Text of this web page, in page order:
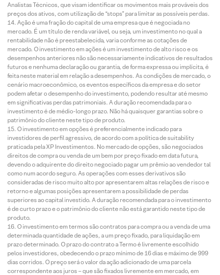
Analistas Técnicos, que visam identificar os movimentos mais prováveis dos
preços dos ativos, com utilização de “stops” para limitar as possíveis perdas.
Ação é uma fração do capital de uma empresa que é negociada no
mercado. É um título de renda variável, ou seja, um investimento no qual a
rentabilidade não é preestabelecida, varia conforme as cotações de
mercado. O investimento em ações é um investimento de alto risco e os
desempenhos anteriores não são necessariamente indicativos de resultados
futuros e nenhuma declaração ou garantia, de forma expressa ou implícita, é
feita neste material em relação a desempenhos. As condições de mercado, o
cenário macroeconômico, os eventos específicos da empresa e do setor
podem afetar o desempenho do investimento, podendo resultar até mesmo
em significativas perdas patrimoniais. A duração recomendada para o
investimento é de médio-longo prazo. Não há quaisquer garantias sobre o
patrimônio do cliente neste tipo de produto.
O investimento em opções é preferencialmente indicado para
investidores de perfil agressivo, de acordo com a política de suitability
praticada pela XP Investimentos. No mercado de opções, são negociados
direitos de compra ou venda de um bem por preço fixado em data futura,
devendo o adquirente do direito negociado pagar um prêmio ao vendedor tal
como num acordo seguro. As operações com esses derivativos são
consideradas de risco muito alto por apresentarem altas relações de risco e
retorno e algumas posições apresentarem a possibilidade de perdas
superiores ao capital investido. A duração recomendada para o investimento
é de curto prazo e o patrimônio do cliente não está garantido neste tipo de
produto.
O investimento em termos são contratos para compra ou a venda de uma
determinada quantidade de ações, a um preço fixado, para liquidação em
prazo determinado. O prazo do contrato a Termo é livremente escolhido
pelos investidores, obedecendo o prazo mínimo de 16 dias e máximo de 999
dias corridos. O preço será o valor da ação adicionado de uma parcela
correspondente aos juros – que são fixados livremente em mercado, em